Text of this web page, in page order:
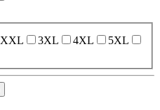
XXL 3XL 4XL
5XL